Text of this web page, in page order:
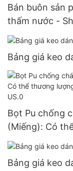
Bán buôn sản
thấm nước -
Bảng giá keo
Bọt Pu chống
(Miếng): Có
29999 Miếng
Bảng giá keo